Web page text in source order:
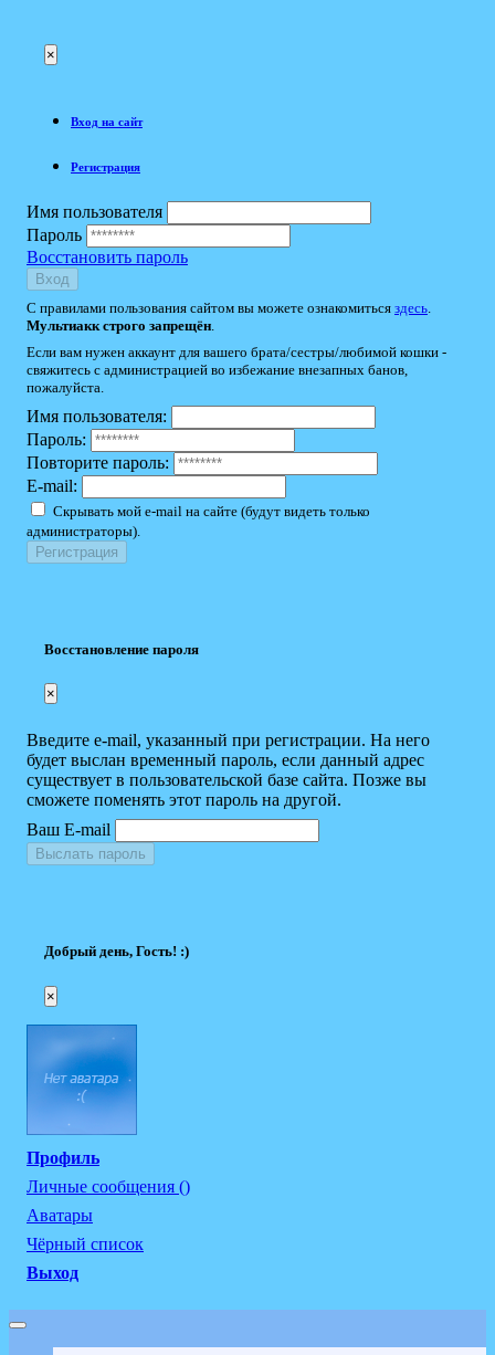
×
Вход на сайт
Регистрация
Имя пользователя
Пароль
Восстановить пароль
Вход
С правилами пользования сайтом вы можете ознакомиться здесь
Мультиакк строго запрещён
Если вам нужен аккаунт для вашего брата/сестры/любимой кошки -
свяжитесь с администрацией во избежание внезапных банов,
пожалуйста.
Имя пользователя:
Пароль:
Повторите пароль:
E-mail:
Скрывать мой e-mail на сайте (будут видеть только
администраторы).
Восстановление пароля
×
Введите e-mail, указанный при регистрации. На него
будет выслан временный пароль, если данный адрес
существует в пользовательской базе сайта. Позже вы
сможете поменять этот пароль на другой.
Ваш E-mail
Выслать пароль
Добрый день, Гость! :)
×
Профиль
Личные сообщения ()
Аватары
Чёрный список
Выход